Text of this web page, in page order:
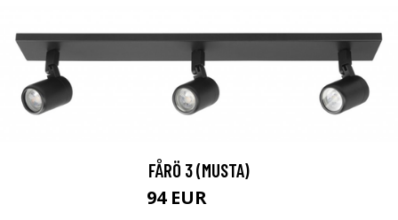
FÅRÖ 3 (MUSTA)
94 EUR